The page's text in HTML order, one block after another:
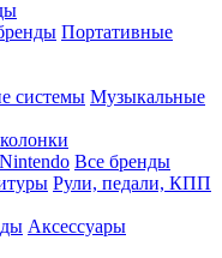
Портативные
системы Музыкальные
Nintendo Все бренды
Рули, педали, КПП
Аксессуары